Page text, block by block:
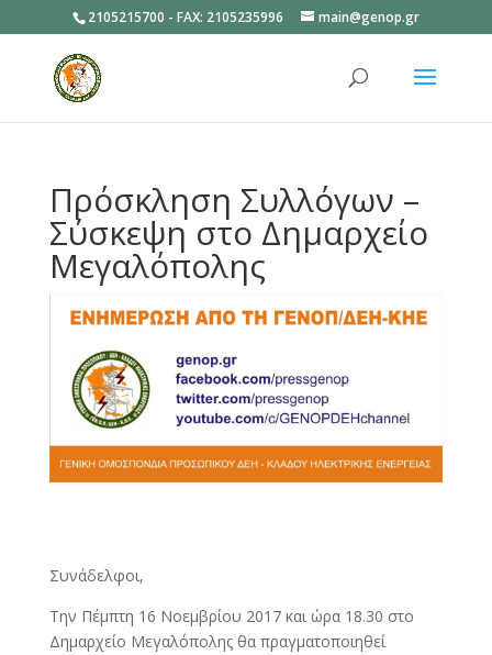
2105215700 - FAX: 2105235996 main@genop.gr
Πρόσκληση Συλλόγων –
Σύσκεψη στο Δημαρχείο
Μεγαλόπολης
Συνάδελφοι,
Την Πέμπτη 16 Νοεμβρίου 2017 και ώρα 18.30 στο
Δημαρχείο Μεγαλόπολης θα πραγματοποιηθεί